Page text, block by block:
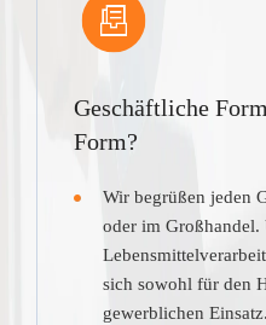
Geschäftliche
Form?
Wir begrüßen jeden
oder im Großhandel.
sich sowohl für den
gewerblichen